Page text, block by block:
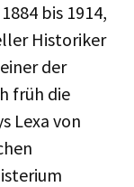
bis 1914,
Historiker
der
früh die
Lexa von